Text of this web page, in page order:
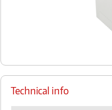
Technical info